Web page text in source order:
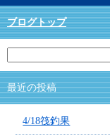
ブログトップ
最近の投稿
4/18筏釣果